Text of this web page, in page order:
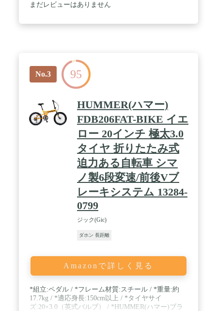
まだレビューはありません
No.3 95
HUMMER(ハマー)
FDB206FAT-BIKE イエ
ロー 20インチ 極太3.0
タイヤ 折りたたみ式
迫力ある自転車 シマ
ノ製6段変速/前後Vブ
レーキシステム 13284-
0799
ジック(Gic)
ダホン 長距離
Amazonで詳しく見る
*組立:ペダル / *フレーム材質:スチール / *重量:約
17.7kg / *適応身長:150cm以上 / *タイヤサイ
ズ:20×3.0（英式バルブ） / *HUMMER(ハマー)ブラ